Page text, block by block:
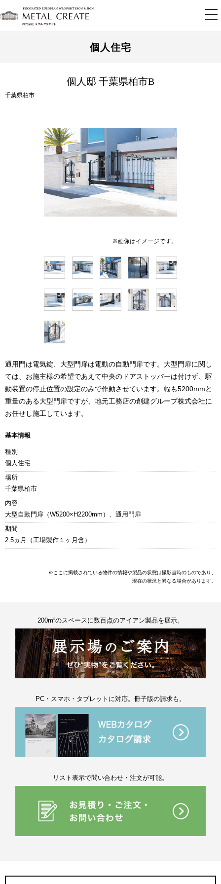
個人住宅
個人邸 千葉県柏市B
千葉県柏市
通用門は電気錠、大型門扉は電動の自動門扉です。大型門扉に関し
ては、お施主様の希望であえて中央のドアストッパーは付けず、駆
動装置の停止位置の設定のみで作動させています。幅も5200mmと
重量のある大型門扉ですが、地元工務店の創建グループ株式会社に
お任せし施工しています。
基本情報
種別
個人住宅
場所
千葉県柏市
内容
大型自動門扉（W5200×H2200mm）、通用門扉
期間
2.5ヵ月（工場製作１ヶ月含）
※ここに掲載されている物件の情報や製品の状態は撮影当時のものであり、
現在の状況と異なる場合があります。
200m²のスペースに数百点のアイアン製品を展示。
PC・スマホ・タブレットに対応。冊子版の請求も。
リスト表示で問い合わせ・注文が可能。